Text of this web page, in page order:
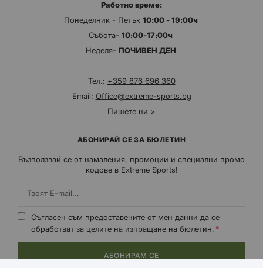
Работно време:
Понеделник - Петък 10:00 - 19:00ч
Събота- 10:00-17:00ч
Неделя- ПОЧИВЕН ДЕН
Тел.: +359 876 696 360
Email: Office@extreme-sports.bg
Пишете ни >
АБОНИРАЙ СЕ ЗА БЮЛЕТИН
Възползвай се от намаления, промоции и специални промо
кодове в Extreme Sports!
Съгласен съм предоставените от мен данни да се
обработват за целите на изпращане на бюлетин.
АБОНИРАМ СЕ